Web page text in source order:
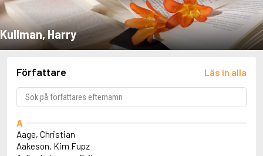
Kullman, Harry
Författare Läs in alla
A
Aage, Christian
Aakeson, Kim Fupz